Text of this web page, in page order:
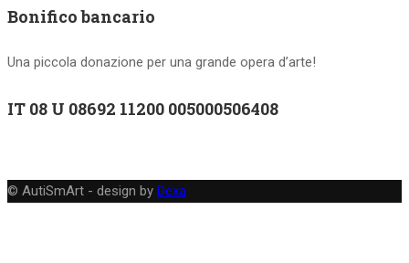
Bonifico bancario
Una piccola donazione per una grande opera d’arte!
IT 08 U 08692 11200 005000506408
© AutiSmArt - design by Dexa